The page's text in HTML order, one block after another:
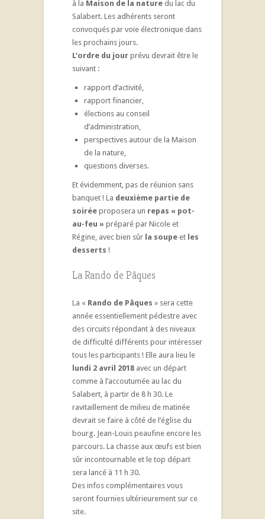
à la Maison de la nature du lac du
Salabert. Les adhérents seront
convoqués par voie électronique dans
les prochains jours.
L’ordre du jour prévu devrait être le
suivant :
rapport d’activité,
rapport financier,
élections au conseil
d’administration,
perspectives autour de la Maison
de la nature,
questions diverses.
Et évidemment, pas de réunion sans
banquet ! La deuxième partie de
soirée proposera un repas « pot-
au-feu » préparé par Nicole et
Régine, avec bien sûr la soupe et les
desserts !
La Rando de Pâques
La « Rando de Pâques » sera cette
année essentiellement pédestre avec
des circuits répondant à des niveaux
de difficulté différents pour intéresser
tous les participants ! Elle aura lieu le
lundi 2 avril 2018 avec un départ
comme à l’accoutumée au lac du
Salabert, à partir de 8 h 30. Le
ravitaillement de milieu de matinée
devrait se faire à côté de l’église du
bourg. Jean-Louis peaufine encore les
parcours. La chasse aux œufs est bien
sûr incontournable et le top départ
sera lancé à 11 h 30.
Des infos complémentaires vous
seront fournies ultérieurement sur ce
site.